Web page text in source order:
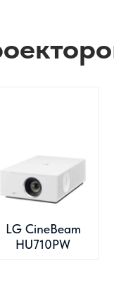
LG CineBeam
HU710PW